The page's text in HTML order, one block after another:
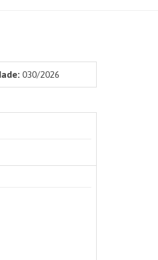
030/2026